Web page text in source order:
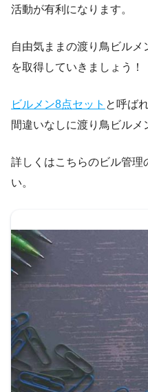
活動が有利になります。
自由気ままの渡り鳥ビル
を取得していきましょう！
ビルメン8点セット と呼ば
間違いなしに渡り鳥ビルメ
詳しくはこちらのビル管理
い。